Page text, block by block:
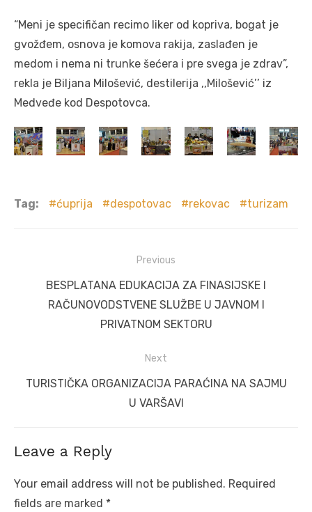
“Meni je specifičan recimo liker od kopriva, bogat je
gvožđem, osnova je komova rakija, zaslađen je
medom i nema ni trunke šećera i pre svega je zdrav”,
rekla je Biljana Milošević, destilerija ,,Milošević’’ iz
Medveđe kod Despotovca.
Tag: ćuprija despotovac rekovac turizam
navigation
Previous
PreviousBESPLATANA EDUKACIJA ZA FINASIJSKE I
RAČUNOVODSTVENE SLUŽBE U JAVNOM I
PRIVATNOM SEKTORU
Next
Next
TURISTIČKA ORGANIZACIJA PARAĆINA NA SAJMU
U VARŠAVI
Leave a Reply
Your email address will not be published. Required
fields are marked *